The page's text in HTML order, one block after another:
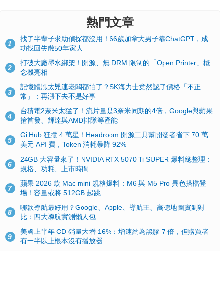
熱門文章
1
找了半輩子求助偵探都沒用！66歲加拿大男子靠ChatGPT，成
功找回失散50年家人
2
打破大廠墨水綁架！開源、無 DRM 限制的「Open Printer」概
念機亮相
3
記憶體漲太兇連老闆都怕了？SK海力士竟然認了價格「不正
常」：再漲下去不是好事
4
台積電2奈米太猛了！流片量是3奈米同期的4倍，Google與蘋果
搶首發、輝達與AMD排隊等產能
5
GitHub 狂攬 4 萬星！Headroom 開源工具幫開發者省下 70 萬
美元 API 費，Token 消耗暴降 92%
6
24GB 大容量來了！NVIDIA RTX 5070 Ti SUPER 爆料總整理：
規格、功耗、上市時間
7
蘋果 2026 款 Mac mini 規格爆料：M6 與 M5 Pro 異色搭檔登
場！容量或將 512GB 起跳
8
哪款導航最好用？Google、Apple、導航王、高德地圖實測對
比：四大導航實測懶人包
9
美國上半年 CD 銷量大增 16%：增速約為黑膠 7 倍，但購買者
有一半以上根本沒有播放器